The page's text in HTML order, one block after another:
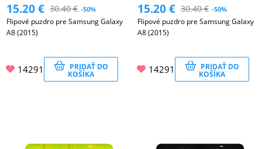
15.20€ 30.40€ -50%
Flipové puzdro pre Samsung Galaxy
A8 (2015)
14291 PRIDAŤ DO
KOŠÍKA
15.20€ 30.40€ -50%
Flipové puzdro pre Samsung Galaxy
A8 (2015)
14291 PRIDAŤ DO
KOŠÍKA